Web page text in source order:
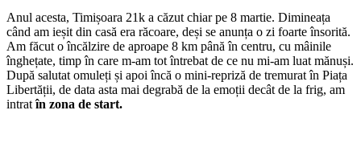
Anul acesta, Timișoara 21k a căzut chiar pe 8 martie. Dimineața
când am ieșit din casă era răcoare, deși se anunța o zi foarte însorită.
Am făcut o încălzire de aproape 8 km până în centru, cu mâinile
înghețate, timp în care m-am tot întrebat de ce nu mi-am luat mănuși.
După salutat omuleți și apoi încă o mini-repriză de tremurat în Piața
Libertății, de data asta mai degrabă de la emoții decât de la frig, am
intratîn zona de start.